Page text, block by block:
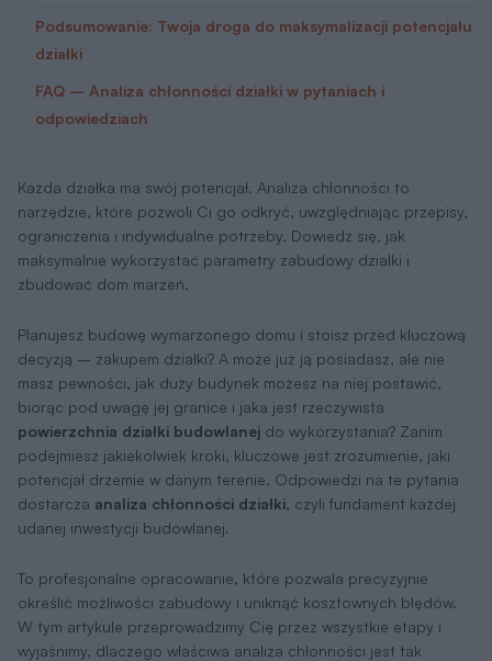
Podsumowanie: Twoja droga do maksymalizacji potencjału
działki
FAQ – Analiza chłonności działki w pytaniach i
odpowiedziach
Każda działka ma swój potencjał. Analiza chłonności to
narzędzie, które pozwoli Ci go odkryć, uwzględniając przepisy,
ograniczenia i indywidualne potrzeby. Dowiedz się, jak
maksymalnie wykorzystać parametry zabudowy działki i
zbudować dom marzeń.
Planujesz budowę wymarzonego domu i stoisz przed kluczową
decyzją – zakupem działki? A może już ją posiadasz, ale nie
masz pewności, jak duży budynek możesz na niej postawić,
biorąc pod uwagę jej granice i jaka jest rzeczywista
powierzchnia działki budowlanej do wykorzystania? Zanim
podejmiesz jakiekolwiek kroki, kluczowe jest zrozumienie, jaki
potencjał drzemie w danym terenie. Odpowiedzi na te pytania
dostarcza analiza chłonności działki, czyli fundament każdej
udanej inwestycji budowlanej.
To profesjonalne opracowanie, które pozwala precyzyjnie
określić możliwości zabudowy i uniknąć kosztownych błędów.
W tym artykule przeprowadzimy Cię przez wszystkie etapy i
wyjaśnimy, dlaczego właściwa analiza chłonności jest tak